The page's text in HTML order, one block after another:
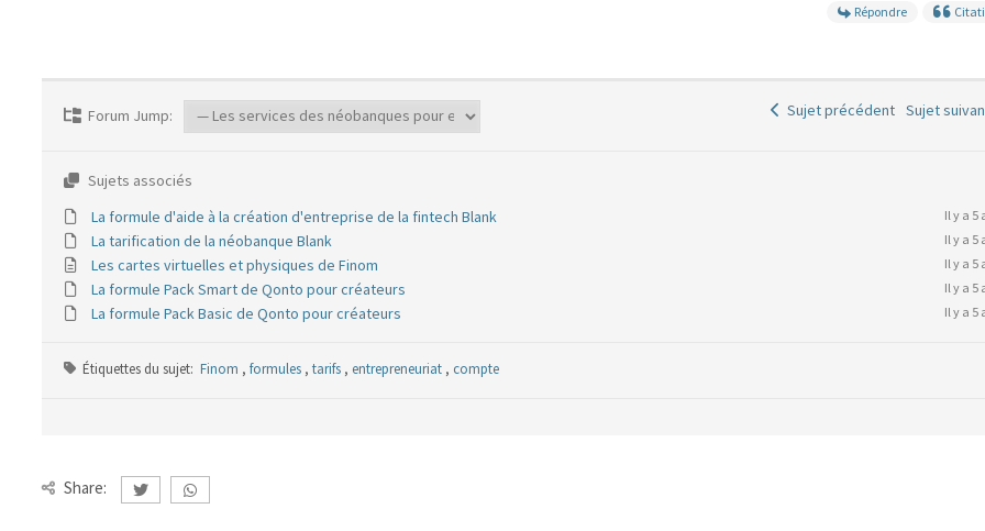
Répondre
Forum Jump: Sujet précédent Sujet
Sujets associés
La formule d'aide à la création d'entreprise de la fintech Blank
Il y a 5
La tarification de la néobanque Blank Il y a 5
Les cartes virtuelles et physiques de Finom Il y a 5
La formule Pack Smart de Qonto pour créateurs Il y a 5
La formule Pack Basic de Qonto pour créateurs Il y a 5
Étiquettes du sujet:Finom , formules , tarifs , entrepreneuriat , compte
Share: